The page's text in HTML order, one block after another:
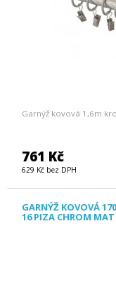
Garnýž kovová 1,6m
761 Kč
629 Kč bez DPH
GARNÝŽ KOVOVÁ
16 PIZA CHROM MAT